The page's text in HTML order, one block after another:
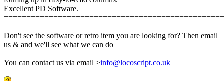
Excellent PD Software.
Don't see the software or retro item you are looking for? Then email
us & and we'll see what we can do
You can contact us via email >info@locoscript.co.uk